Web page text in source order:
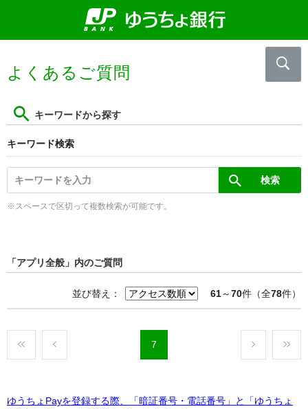
よくあるご質問
キーワードから探す
キーワード検索
※スペースで区切って複数検索が可能です。
「アプリ全般」内のご質問
並び替え： 61～70件（全78件）
7
ゆうちょPayを登録する際、「暗証番号・電話番号」と「ゆうちょ